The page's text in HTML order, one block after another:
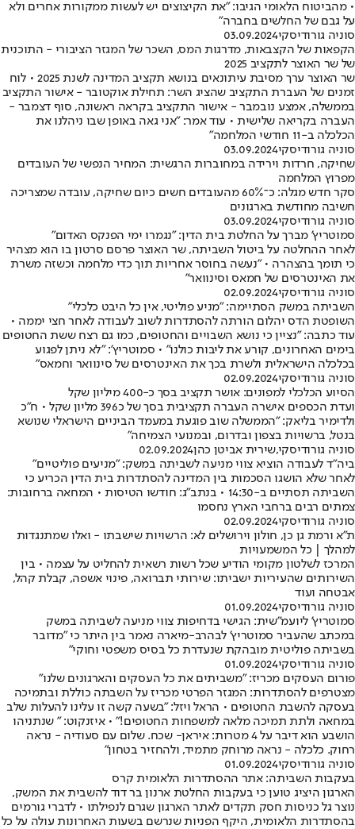
• מהביטוח הלאומי הגיבו: "את הקיצוצים יש לעשות ממקורות אחרים ולא
על גבם של החלשים בחברה"
סוניה גורודיסקי03.09.2024
הקפאות של הקצבאות, מדרגות המס, השכר של המגזר הציבורי - התוכנית
של שר האוצר לתקציב 2025
שר האוצר ערך מסיבת עיתונאים בנושא תקציב המדינה לשנת 2025 • לוח
זמנים של העברת התקציב שהציג השר: תחילת אוקטובר - אישור התקציב
בממשלה, אמצע נובמבר - אישור התקציב בקראה ראשונה, סוף דצמבר -
העברה בקריאה שלישית • עוד אמר: "אני גאה באופן שבו ניהלנו את
הכלכלה ב-11 חודשי המלחמה"
סוניה גורודיסקי03.09.2024
שחיקה, חרדות וירידה במחוברות הרגשית: המחיר הנפשי של העובדים
מפרוץ המלחמה
סקר חדש מגלה: כ־60% מהעובדים חשים כיום שחיקה, עובדה שמצריכה
חשיבה מחודשת בארגונים
סוניה גורודיסקי03.09.2024
סמוטריץ' מברך על החלטת בית הדין: "נגמרו ימי הפנקס האדום"
לאחר ההחלטה על ביטול השביתה, שר האוצר פרסם סרטון בו הוא מצהיר
כי תומך בהצהרה • "נעשה בחוסר אחריות תוך כדי מלחמה וכשזה משרת
את האינטרסים של חמאס וסינוואר"
סוניה גורודיסקי02.09.2024
השביתה במשק הסתיימה: "מניע פוליטי, אין כל היבט כלכלי"
השופטת הדס יהלום הורתה להסתדרות לשוב לעבודה לאחר חצי יממה •
עוד כתבה: "נציין כי נושא השבויים והחטופים, כמו גם רצח ששת החטופים
בימים האחרונים, קורע את ליבות כולנו" • סמוטריץ': "לא ניתן לפגוע
בכלכלה הישראלית ולשרת בכך את האינטרסים של סינוואר וחמאס"
סוניה גורודיסקי02.09.2024
הסיוע הכלכלי למפונים: אושר תקציב בסך כ-400 מיליון שקל
ועדת הכספים אישרה העברה תקציבית בסך של כ396 מליון שקל • ח"כ
ולדימיר בליאק: "הממשלה שוב פוגעת במעמד הביניים הישראלי שנושא
בנטל, ברשויות בצפון ובדרום, ובמנועי הצמיחה"
סוניה גורודיסקי,שירית אביטן כהן02.09.2024
ביה"ד לעבודה הוציא צווי מניעה לשביתה במשק: "מניעים פוליטיים"
לאחר שלא הושגו הסכמות בין המדינה להסתדרות בית הדין הכריע כי
השביתה תסתיים ב-14:30 • בנתב"ג: חודשו הטיסות • המחאה ברחובות:
צמתים רבים ברחבי הארץ נחסמו
סוניה גורודיסקי02.09.2024
ת"א ורמת גן כן, חולון וירושלים לא: הרשויות שישבתו - ואלו שמתנגדות
למהלך | כל המשמעויות
המרכז לשלטון מקומי הודיע שכל רשות רשאית להחליט על עצמה • בין
השירותים שהעיריות ישביתו: שירותי תברואה, פינוי אשפה, קבלת קהל,
אבטחה ועוד
סוניה גורודיסקי01.09.2024
סמוטריץ' ליועמ"שית: הגישי בדחיפות צווי מניעה לשביתה במשק
במכתב שהעביר סמוטריץ' לבהרב-מיארה נאמר בין היתר כי "מדובר
בשביתה פוליטית מובהקת שנעדרת כל בסיס משפטי וחוקי"
סוניה גורודיסקי01.09.2024
פורום העסקים מכריז: "משביתים את כל העסקים והארגונים שלנו"
מצטרפים להסתדרות: המגזר הפרטי מכריז על השבתה כוללת ובתמיכה
בעסקה להשבת החטופים • הראל ויזל: "בשעה קשה זו עלינו להעלות שלב
במחאה ולתת תמיכה מלאה למשפחות החטופים!" • איזנקוט: " שנתניהו
הושבע הוא דיבר על 4 מטרות: איראן- שכח. שלום עם סעודיה - נראה
רחוק. כלכלה - נראה מרוחק מתמיד, ולהחזיר בטחון"
סוניה גורודיסקי01.09.2024
בעקבות השביתה: אתר ההסתדרות הלאומית קרס
הארגון היציג טוען כי בעקבות החלטת ארנון בר דוד להשבית את המשק,
נוצר גל כניסות חסק תקדים לאתר הארגון שגרם לנפילתו • לדברי גורמים
בהסתדרות הלאומית, היקף הפניות שנרשם בשעות האחרונות עולה על כל